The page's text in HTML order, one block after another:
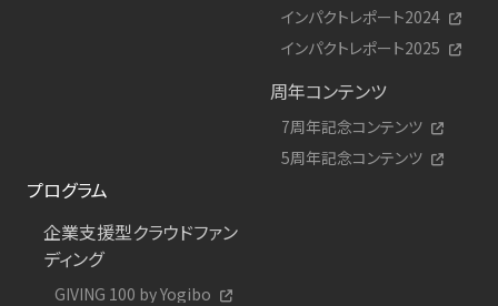
インパクトレポート2024
インパクトレポート2025
周年コンテンツ
7周年記念コンテンツ
5周年記念コンテンツ
プログラム
企業支援型クラウドファン
ディング
GIVING 100 by Yogibo